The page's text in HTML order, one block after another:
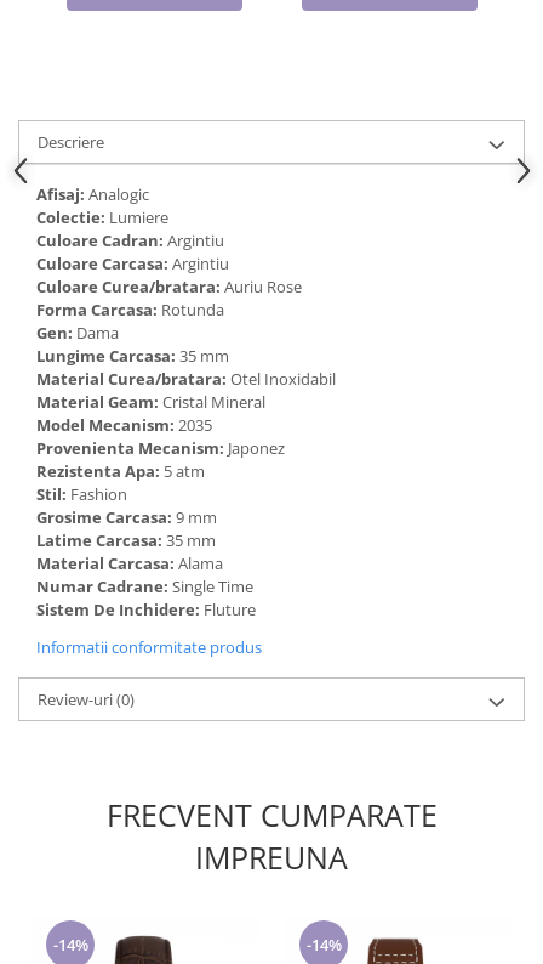
Cadouri pentru Doctori
Descriere
Afisaj: Analogic
Colectie: Lumiere
Culoare Cadran: Argintiu
Culoare Carcasa: Argintiu
Culoare Curea/bratara: Auriu Rose
Forma Carcasa: Rotunda
Gen: Dama
Lungime Carcasa: 35 mm
Material Curea/bratara: Otel Inoxidabil
Material Geam: Cristal Mineral
Model Mecanism: 2035
Provenienta Mecanism: Japonez
Rezistenta Apa: 5 atm
Stil: Fashion
Grosime Carcasa: 9 mm
Latime Carcasa: 35 mm
Material Carcasa: Alama
Numar Cadrane: Single Time
Sistem De Inchidere: Fluture
Informatii conformitate produs
Review-uri(0)
FRECVENT CUMPARATE
IMPREUNA
-14% -14%